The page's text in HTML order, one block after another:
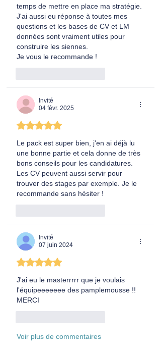
temps de mettre en place ma stratégie.
J'ai aussi eu réponse à toutes mes
questions et les bases de CV et LM
données sont vraiment utiles pour
construire les siennes.
Je vous le recommande !
Invité
04 févr. 2025
Noté 5 étoiles sur 5.
Le pack est super bien, j'en ai déjà lu
une bonne partie et cela donne de très
bons conseils pour les candidatures.
Les CV peuvent aussi servir pour
trouver des stages par exemple. Je le
recommande sans hésiter !
Invité
07 juin 2024
Noté 5 étoiles sur 5.
J'ai eu le masterrrrr que je voulais
l'équipeeeeeee des pamplemousse !!
MERCI
Voir plus de commentaires